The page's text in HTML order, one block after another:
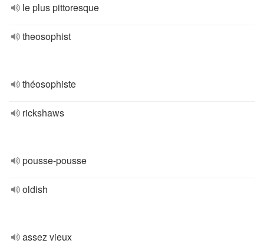
le plus pittoresque
theosophist
théosophiste
rickshaws
pousse-pousse
oldish
assez vieux